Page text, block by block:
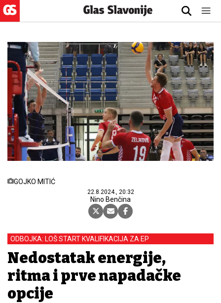
GOJKO MITIĆ
22.8.2024., 20:32
Nino Benčina
ODBOJKA: LOŠ START KVALIFIKACIJA ZA EP
Nedostatak energije,
ritma i prve napadačke
opcije